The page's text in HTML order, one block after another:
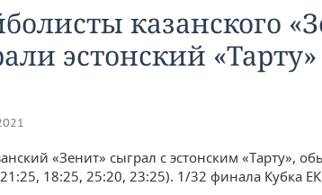
казанского
эстонский
«Зенит» сыграл с эстонским «Тарту»,
18:25, 25:20, 23:25). 1/32 финала Кубка